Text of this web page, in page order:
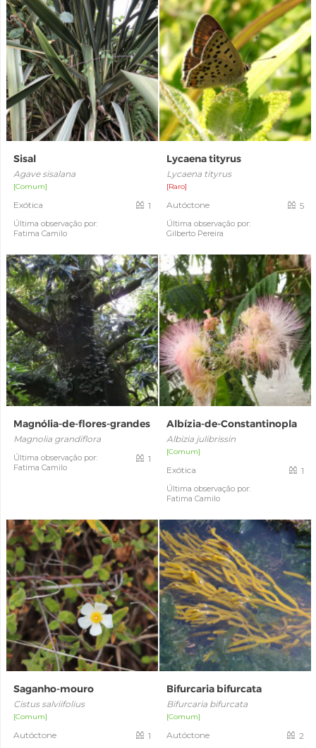
Sisal
Agave sisalana
[Comum]
Exótica
Última observação por:
Fatima Camilo
1
Lycaena tityrus
Lycaena tityrus
[Raro]
Autóctone
Última observação por:
Gilberto Pereira
5
Magnólia-de-flores-grandes
Magnolia grandiflora
Última observação por:
Fatima Camilo
1
Albízia-de-Constantinopla
Albizia julibrissin
[Comum]
Exótica
Última observação por:
Fatima Camilo
1
Saganho-mouro
Cistus salviifolius
[Comum]
Autóctone 1
Bifurcaria bifurcata
Bifurcaria bifurcata
[Comum]
Autóctone 2